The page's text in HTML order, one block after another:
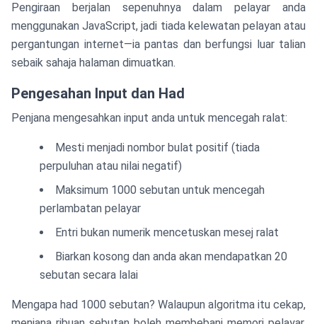
Pengiraan berjalan sepenuhnya dalam pelayar anda
menggunakan JavaScript, jadi tiada kelewatan pelayan atau
pergantungan internet—ia pantas dan berfungsi luar talian
sebaik sahaja halaman dimuatkan.
Pengesahan Input dan Had
Penjana mengesahkan input anda untuk mencegah ralat:
Mesti menjadi nombor bulat positif (tiada
perpuluhan atau nilai negatif)
Maksimum 1000 sebutan untuk mencegah
perlambatan pelayar
Entri bukan numerik mencetuskan mesej ralat
Biarkan kosong dan anda akan mendapatkan 20
sebutan secara lalai
Mengapa had 1000 sebutan? Walaupun algoritma itu cekap,